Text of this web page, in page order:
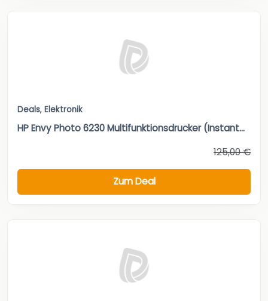
Deals, Elektronik
HP Envy Photo 6230 Multifunktionsdrucker (Instant...
125,00 €
Zum Deal